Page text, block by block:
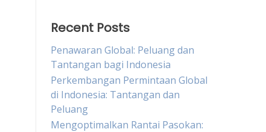
Recent Posts
Penawaran Global: Peluang dan
Tantangan bagi Indonesia
Perkembangan Permintaan Global
di Indonesia: Tantangan dan
Peluang
Mengoptimalkan Rantai Pasokan: